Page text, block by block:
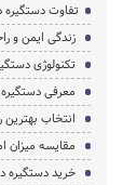
تفاوت
زندگی ایمن و
تکنولوژی
معرفی
انتخاب
مقایسه
خرید دستگیره دیجیتال تا